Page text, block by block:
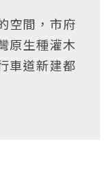
空間，市府
原生種灌木
車道新建都